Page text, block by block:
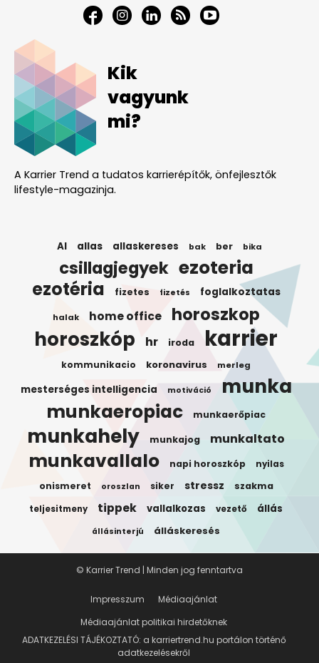
Kik
vagyunk
mi?
A Karrier Trend a tudatos karrierépítők, önfejlesztők
lifestyle-magazinja.
AI allas allaskereses bak ber bika
csillagjegyek ezoteria
ezotéria fizetes fizetés foglalkoztatas
halak home office horoszkop
horoszkóp hr iroda karrier
kommunikacio koronavirus merleg
mesterséges intelligencia motiváció munka
munkaeropiac munkaerőpiac
munkahely munkajog munkaltato
munkavallalo napi horoszkóp nyilas
onismeret oroszlan siker stressz szakma
teljesitmeny tippek vallalkozas vezető állás
állásinterjú álláskeresés
Impresszum
Médiaajánlat
Médiaajánlat politikai hirdetőknek
ADATKEZELÉSI TÁJÉKOZTATÓ: a karriertrend.hu portálon történő
adatkezelésekről
© Karrier Trend | Minden jog fenntartva